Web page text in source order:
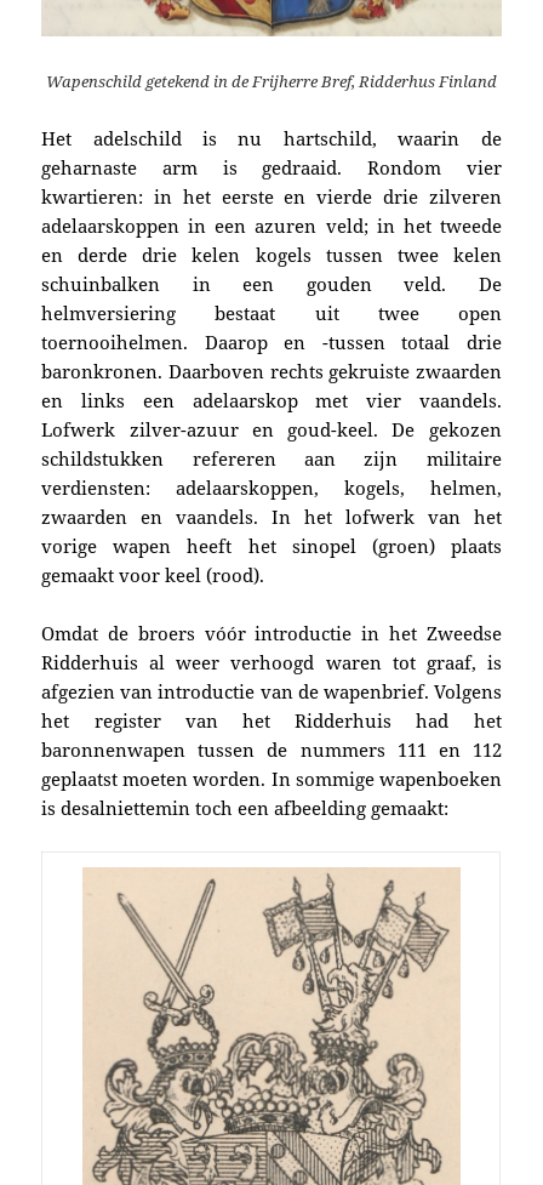
Wapenschild getekend in de Frijherre Bref, Ridderhus Finland
Het adelschild is nu hartschild, waarin de
geharnaste arm is gedraaid. Rondom vier
kwartieren: in het eerste en vierde drie zilveren
adelaarskoppen in een azuren veld; in het tweede
en derde drie kelen kogels tussen twee kelen
schuinbalken in een gouden veld. De
helmversiering bestaat uit twee open
toernooihelmen. Daarop en -tussen totaal drie
baronkronen. Daarboven rechts gekruiste zwaarden
en links een adelaarskop met vier vaandels.
Lofwerk zilver-azuur en goud-keel.De gekozen
schildstukken refereren aan zijn militaire
verdiensten: adelaarskoppen, kogels, helmen,
zwaarden en vaandels. In het lofwerk van het
vorige wapen
heeft het sinopel (groen) plaats
gemaakt voor keel (rood).
Omdat de broers vóór introductie in het Zweedse
Ridderhuis al weer verhoogd waren tot graaf, is
afgezien van introductie van de wapenbrief. Volgens
het register van het Ridderhuis had het
baronnenwapen tussen de nummers 111 en 112
geplaatst moeten worden. In sommige wapenboeken
is desalniettemin toch een afbeelding gemaakt: